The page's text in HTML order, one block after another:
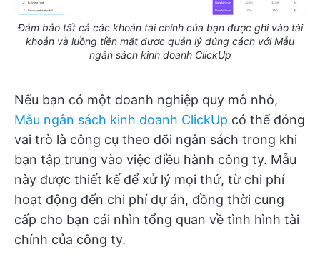
Đảm bảo tất cả các khoản tài chính của bạn được ghi vào tài
khoản và luồng tiền mặt được quản lý đúng cách với Mẫu
ngân sách kinh doanh ClickUp
Nếu bạn có một doanh nghiệp quy mô nhỏ,
Mẫu ngân sách kinh doanh ClickUp có thể đóng
vai trò là công cụ theo dõi ngân sách trong khi
bạn tập trung vào việc điều hành công ty. Mẫu
này được thiết kế để xử lý mọi thứ, từ chi phí
hoạt động đến chi phí dự án, đồng thời cung
cấp cho bạn cái nhìn tổng quan về tình hình tài
chính của công ty.